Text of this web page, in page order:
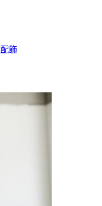
飾